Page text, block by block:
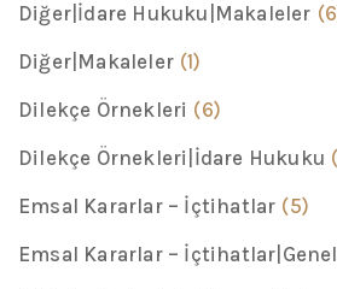
Diğer|İdare Hukuku|Makaleler
Diğer|Makaleler (1)
Dilekçe Örnekleri (6)
Dilekçe Örnekleri|İdare Hukuku
Emsal Kararlar – İçtihatlar (5)
Emsal Kararlar –